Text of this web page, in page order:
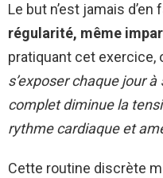
Le but n’est jamais
régularité, même
pratiquant cet exercice,
s’exposer chaque jour
complet diminue la
rythme cardiaque et
Cette routine discrète